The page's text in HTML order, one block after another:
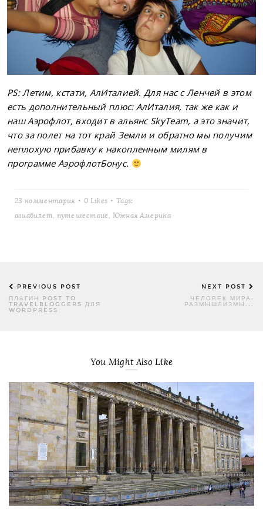
PS: Летим, кстати, АлИталией. Для нас с Ленчей в этом
есть дополнительный плюс: АлИталия, так же как и
наш Аэрофлот, входит в альянс SkyTeam, а это значит,
что за полет на тот край Земли и обратно мы получим
неплохую прибавку к накопленным милям в
программе АэрофлотБонус.
23 комментария 0 Likes
Tags:
авиабилет, путешествие, Южная Америка
Post
navigation
PREVIOUS POST
ПЛАГИН POST TO
TRAVELBLOGGERS ДЛЯ
WORDPRESS
NEXT POST
ЧЕЛОВЕК МИРА:
РАЗМЫШЛИЗМЫ...
You Might Also Like